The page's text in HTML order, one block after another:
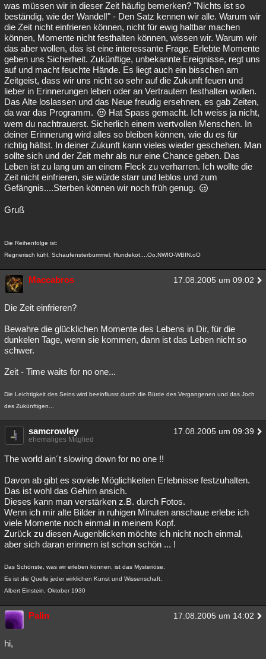
was müssen wir in dieser Zeit häufig bemerken? "Nichts ist so
beständig, wie der Wandel!" - Den Satz kennen wir alle. Warum wir
die Zeit nicht einfrieren können, nicht für ewig haltbar machen
können, Momente nicht festhalten können, wissen wir. Warum wir
das aber wollen, das ist eine interessante Frage. Erlebte Momente
geben uns Sicherheit. Zukünftige, unbekannte Ereignisse, regt uns
auf und macht feuchte Hände. Es liegt auch ein bisschen am
Zeitgeist, dass wir uns nicht so sehr auf die Zukunft feuen und
lieber in Erinnerungen leben oder an Vertrautem festhalten wollen.
Das Alte loslassen und das Neue freudig ersehnen, es gab Zeiten,
da war das Programm.
Hat Spass gemacht. Ich weiss ja nicht,
wem du nachtrauerst. Sicherlich einem wertvollen Menschen. In
deiner Erinnerung wird alles so bleiben können, wie du es für
richtig hältst. In deiner Zukunft kann vieles wieder geschehen. Man
sollte sich und der Zeit mehr als nur eine Chance geben. Das
Leben ist zu lang um an einem Fleck zu verharren. Ich wollte die
Zeit nicht einfrieren, sie würde starr und leblos und zum
Gefängnis....Sterben können wir noch früh genug.
Gruß
Die Reihenfolge ist:
Regnerisch kühl, Schaufensterbummel, Hundekot....Oo.NWIO-WBIN.oO
Maccabros 17.08.2005 um 09:02
Die Zeit einfrieren?
Bewahre die glücklichen Momente des Lebens in Dir, für die
dunkelen Tage, wenn sie kommen, dann ist das Leben nicht so
schwer.
Zeit - Time waits for no one...
Die Leichtigkeit des Seins wird beeinflusst durch die Bürde des Vergangenen und das Joch
des Zukünftigen...
samcrowley 17.08.2005 um 09:39
ehemaliges Mitglied
The world ain´t slowing down for no one !!
Davon ab gibt es soviele Möglichkeiten Erlebnisse festzuhalten.
Das ist wohl das Gehirn ansich.
Dieses kann man verstärken z.B. durch Fotos.
Wenn ich mir alte Bilder in ruhigen Minuten anschaue erlebe ich
viele Momente noch einmal in meinem Kopf.
Zurück zu diesen Augenblicken möchte ich nicht noch einmal,
aber sich daran erinnern ist schon schön ... !
Das Schönste, was wir erleben können, ist das Mysteriöse.
Es ist die Quelle jeder wirklichen Kunst und Wissenschaft.
Albert Einstein, Oktober 1930
Palin 17.08.2005 um 14:02
hi,